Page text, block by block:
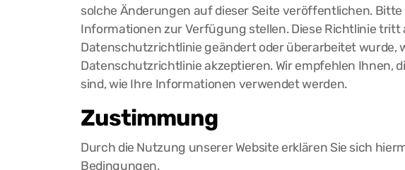
solche Änderungen auf dieser Seite veröffentlichen. Bitte
Informationen zur Verfügung stellen. Diese Richtlinie tritt
Datenschutzrichtlinie geändert oder überarbeitet wurde,
Datenschutzrichtlinie akzeptieren. Wir empfehlen Ihnen,
sind, wie Ihre Informationen verwendet werden.
Zustimmung
Durch die Nutzung unserer Website erklären Sie sich
Bedingungen.